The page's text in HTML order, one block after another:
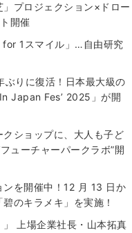
プロジェクション×ドロー
開催
for 1スマイル」…自由研究
ぶりに復活！日本最大級の
Japan Fes’ 2025」が開
ショップに、大人も子ど
ューチャーパークラボ”開
を開催中！12 ⽉ 13 ⽇か
のキラメキ」を実施！
」 上場企業社長・山本拓真